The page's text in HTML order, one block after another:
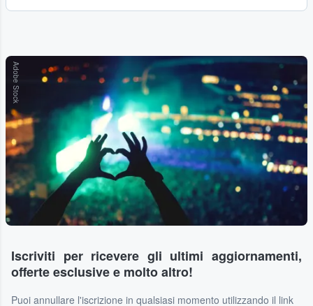
Adobe Stock
Iscriviti per ricevere gli ultimi aggiornamenti,
offerte esclusive e molto altro!
Puoi annullare l'iscrizione in qualsiasi momento utilizzando il link